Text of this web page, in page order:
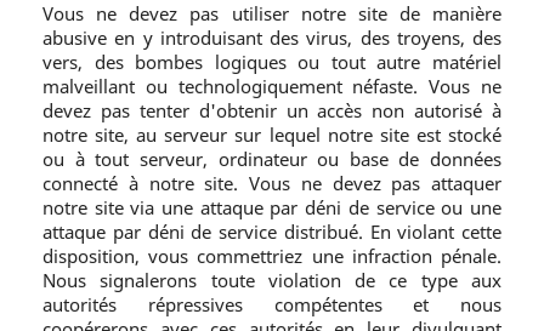
Vous ne devez pas utiliser notre site de manière
abusive en y introduisant des virus, des troyens, des
vers, des bombes logiques ou tout autre matériel
malveillant ou technologiquement néfaste. Vous ne
devez pas tenter d'obtenir un accès non autorisé à
notre site, au serveur sur lequel notre site est stocké
ou à tout serveur, ordinateur ou base de données
connecté à notre site. Vous ne devez pas attaquer
notre site via une attaque par déni de service ou une
attaque par déni de service distribué. En violant cette
disposition, vous commettriez une infraction pénale.
Nous signalerons toute violation de ce type aux
autorités répressives compétentes et nous